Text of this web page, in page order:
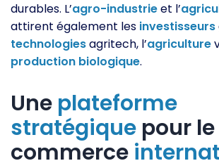
durables. L’agro-industrieet l’
attirent également les investisseurs
technologiesagritech, l’agriculture
production biologique.
Une plateforme
stratégique pour le
commerce